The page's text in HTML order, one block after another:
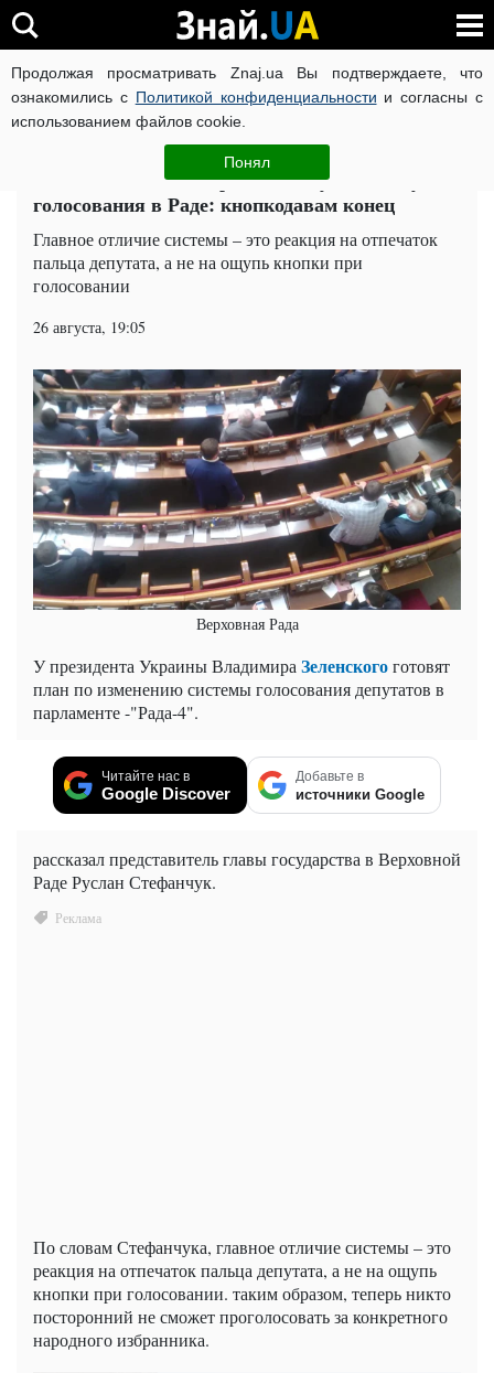
Продолжая просматривать Znaj.ua Вы подтверждаете, что
ознакомились с Политикой конфиденциальности и согласны с
использованием файлов cookie.
Понял
ВОЙНА РОССИИ ПРОТИВ УКРАИНЫ КОРОНАВИРУС В
Политика ЧИТАТИ УКРАЇНСЬКОЮ
У Зеленского анонсировали новую систему
голосования в Раде: кнопкодавам конец
Главное отличие системы – это реакция на отпечаток
пальца депутата, а не на ощупь кнопки при
голосовании
26 августа, 19:05
Верховная Рада
У президента Украины ВладимираЗеленскогоготовят
план по изменению системы голосования депутатов в
парламенте -"Рада-4".
Читайте нас в
Google Discover
Добавьте в
источники Google
рассказал представитель главы государства в Верховной
Раде Руслан Стефанчук.
По словам Стефанчука, главное отличие системы – это
реакция на отпечаток пальца депутата, а не на ощупь
кнопки при голосовании. таким образом, теперь никто
посторонний не сможет проголосовать за конкретного
народного избранника.